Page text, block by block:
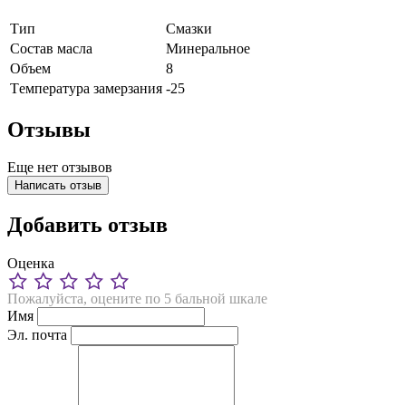
Тип
Смазки
Состав масла
Минеральное
Объем
8
Tемпература замерзания -25
Отзывы
Еще нет отзывов
Написать отзыв
Добавить отзыв
Оценка
Пожалуйста, оцените по 5 бальной шкале
Имя
Эл. почта